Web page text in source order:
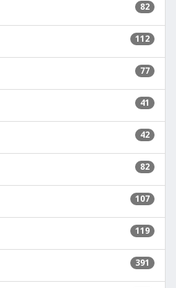
82
112
77
41
42
82
107
119
391